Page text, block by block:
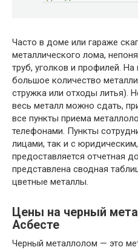
Часто в доме или гараже
металлического лома,
труб, уголков и профилей. На
большое количество
стружка или отходы литья).
весь металл можно сдать,
все пункты приема
телефонами. Пункты
лицами, так и с
предоставляется отчетная
представлена сводная
цветные металлы.
Цены на черный
Асбесте
Черный металлолом — это